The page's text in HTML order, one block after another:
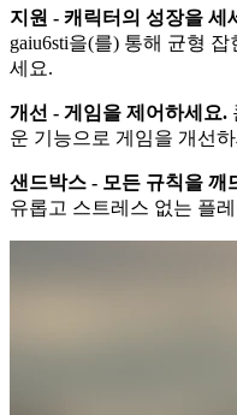
지원 - 캐릭터의 성장을 세
gaiu6sti을(를) 통해 균형
세요.
개선 - 게임을 제어하세요.
운 기능으로 게임을 개선
샌드박스 - 모든 규칙을 깨
유롭고 스트레스 없는 플